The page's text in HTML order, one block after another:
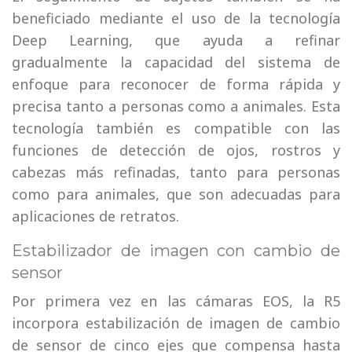
beneficiado mediante el uso de la tecnología
Deep Learning, que ayuda a refinar
gradualmente la capacidad del sistema de
enfoque para reconocer de forma rápida y
precisa tanto a personas como a animales. Esta
tecnología también es compatible con las
funciones de detección de ojos, rostros y
cabezas más refinadas, tanto para personas
como para animales, que son adecuadas para
aplicaciones de retratos.
Estabilizador de imagen con cambio de
sensor
Por primera vez en las cámaras EOS, la R5
incorpora estabilización de imagen de cambio
de sensor de cinco ejes que compensa hasta